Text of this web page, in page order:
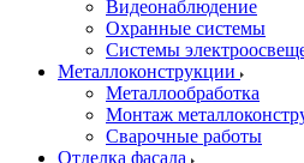
Видеонаблюдение
Охранные системы
Системы
Металлоконструкции
Металлообработка
Монтаж
Сварочные работы
Отделка фасада